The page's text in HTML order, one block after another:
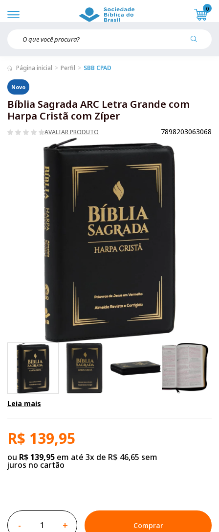
0
Página inicial Perfil SBB CPAD
Novo
Bíblia Sagrada ARC Letra Grande com
Harpa Cristã com Zíper
AVALIAR PRODUTO 7898203063068
Leia mais
R$ 139,95
ou R$ 139,95 em até 3x de R$ 46,65 sem
juros no cartão
- + Comprar